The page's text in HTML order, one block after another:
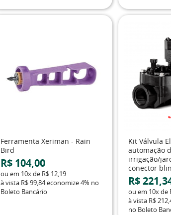
Ferramenta Xeriman - Rain
Bird
R$ 104,00
ou em 10xde R$ 12,19
à vista R$ 99,84economize4% no
Boleto Bancário
Kit Válvula
automação
irrigação/
conector
R$
ou em 10xde
à vista R$
no Boleto